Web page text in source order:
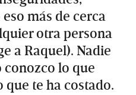
más de cerca
otra persona
a Raquel). Nadie
conozco lo que
que te ha costado.